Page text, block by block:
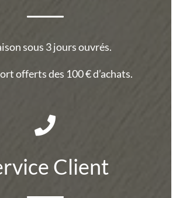
sous 3 jours ouvrés.
offerts des 100 € d’achats.
Client